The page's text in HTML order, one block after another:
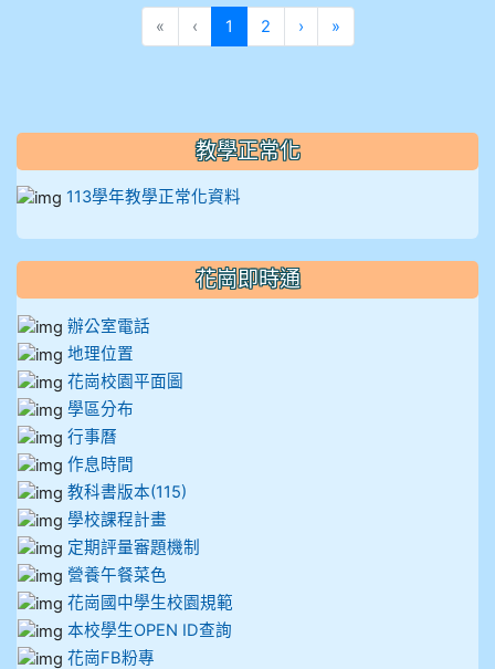
« ‹ 1 (目前頁次)
2 ›下一頁
»最後頁
教學正常化
113學年教學正常化資料
花崗即時通
辦公室電話
地理位置
花崗校園平面圖
學區分布
行事曆
作息時間
教科書版本(115)
學校課程計畫
定期評量審題機制
營養午餐菜色
花崗國中學生校園規範
本校學生OPEN ID查詢
花崗FB粉專